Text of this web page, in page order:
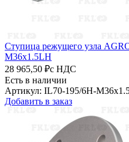
Ступица режущего узла
M36x1.5LH
28 965,50 ₽с НДС
Есть в наличии
Артикул: IL70-195/6H-
Добавить в заказ